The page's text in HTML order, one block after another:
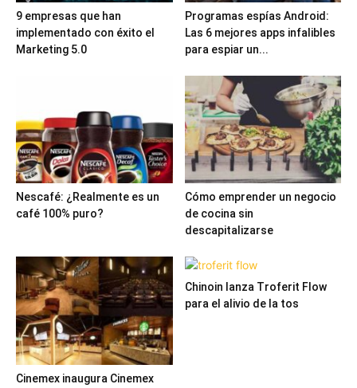
9 empresas que han
implementado con éxito el
Marketing 5.0
Programas espías Android:
Las 6 mejores apps infalibles
para espiar un...
Nescafé: ¿Realmente es un
café 100% puro?
Cómo emprender un negocio
de cocina sin
descapitalizarse
Cinemex inaugura Cinemex
Chinoin lanza Troferit Flow
para el alivio de la tos